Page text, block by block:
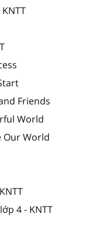
Friends
World
Our World
4 - KNTT